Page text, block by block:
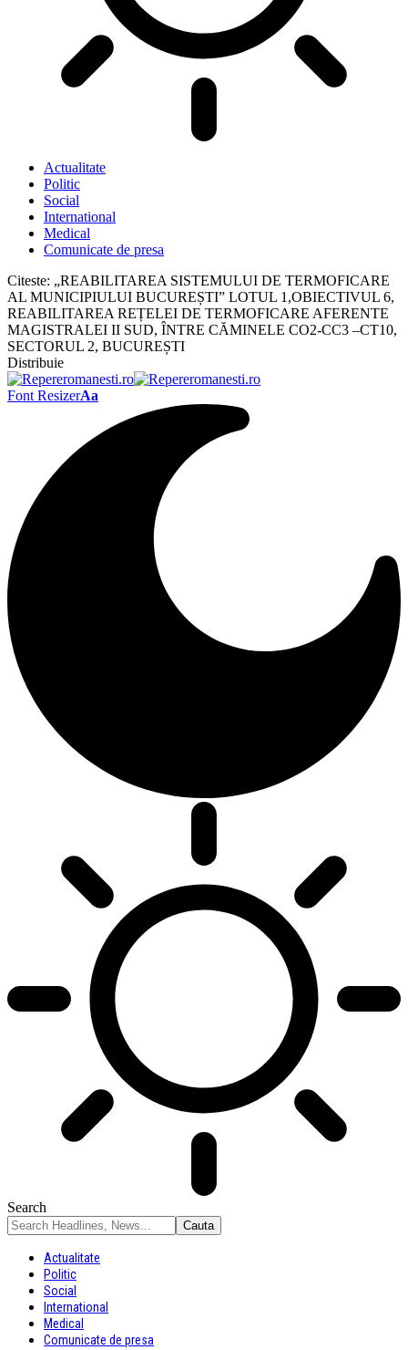
Actualitate
Politic
Social
International
Medical
Comunicate de presa
Citeste: „REABILITAREA SISTEMULUI DE TERMOFICARE
AL MUNICIPIULUI BUCUREȘTI” LOTUL 1,OBIECTIVUL 6,
REABILITAREA REȚELEI DE TERMOFICARE AFERENTE
MAGISTRALEI II SUD, ÎNTRE CĂMINELE CO2-CC3 –CT10,
SECTORUL 2, BUCUREȘTI
Distribuie
Font ResizerAa
Search
Actualitate
Politic
Social
International
Medical
Comunicate de presa